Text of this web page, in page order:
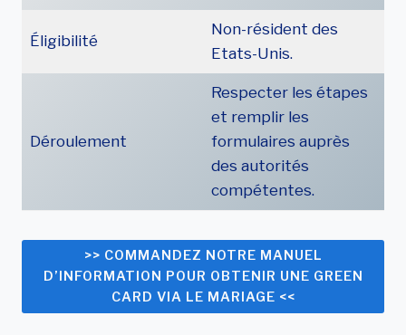
Éligibilité
Non-résident des
Etats-Unis.
Déroulement
Respecter les étapes
et remplir les
formulaires auprès
des autorités
compétentes.
>> COMMANDEZ NOTRE MANUEL
D’INFORMATION POUR OBTENIR UNE GREEN
CARD VIA LE MARIAGE <<